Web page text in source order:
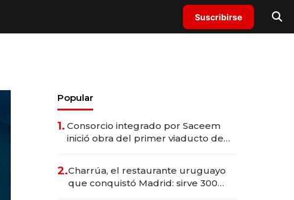
Suscribirse
Popular
1. Consorcio integrado por Saceem
inició obra del primer viaducto de
millones
2.Charrúa, el restaurante uruguayo
que conquistó Madrid: sirve 300